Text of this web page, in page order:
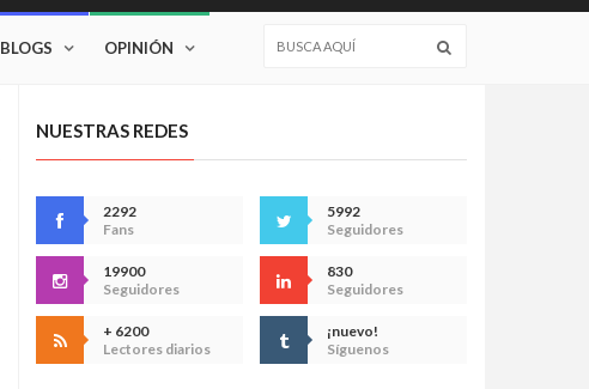
BLOGS OPINIÓN
NUESTRAS REDES
2292
Fans
5992
Seguidores
19900
Seguidores
830
Seguidores
+ 6200
Lectores diarios
¡nuevo!
Síguenos